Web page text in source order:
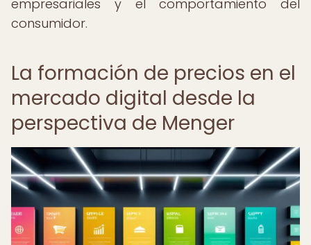
empresariales y el comportamiento del
consumidor.
La formación de precios en el
mercado digital desde la
perspectiva de Menger